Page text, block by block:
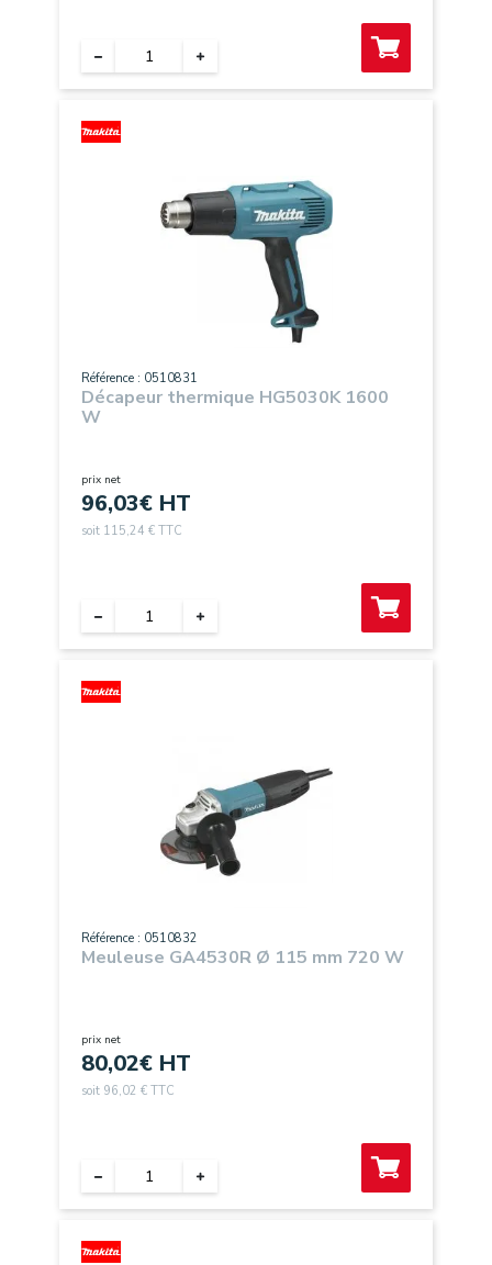
Référence : 0510831
Décapeur thermique HG5030K 1600
W
prix net
96,03€ HT
soit 115,24 € TTC
Référence : 0510832
Meuleuse GA4530R Ø 115 mm 720 W
prix net
80,02€ HT
soit 96,02 € TTC